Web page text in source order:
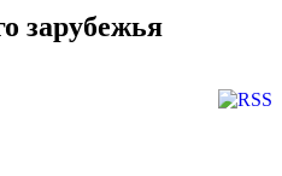
зарубежья